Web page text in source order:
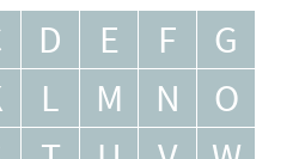
D E F
G
L M N
O